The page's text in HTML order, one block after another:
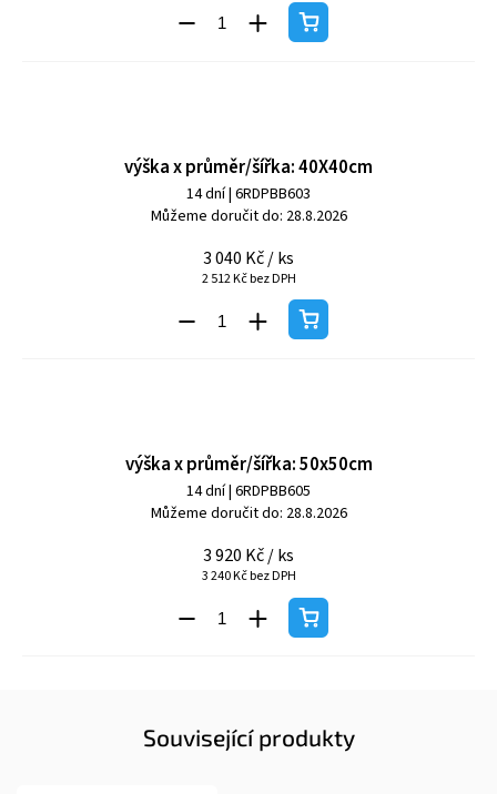
výška x průměr/šířka: 40X40cm
14 dní| 6RDPBB603
Můžeme doručit do: 28.8.2026
3 040 Kč/ ks
2 512 Kč bez DPH
výška x průměr/šířka: 50x50cm
14 dní| 6RDPBB605
Můžeme doručit do: 28.8.2026
3 920 Kč/ ks
3 240 Kč bez DPH
Související produkty